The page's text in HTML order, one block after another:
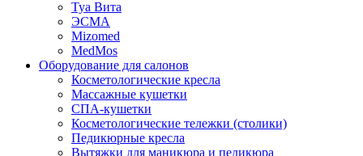
Туа Вита
ЭСМА
Mizomed
MedMos
Оборудование для салонов
Косметологические кресла
Массажные кушетки
СПА-кушетки
Косметологические тележки (столики)
Педикюрные кресла
Вытяжки для маникюра и педикюра